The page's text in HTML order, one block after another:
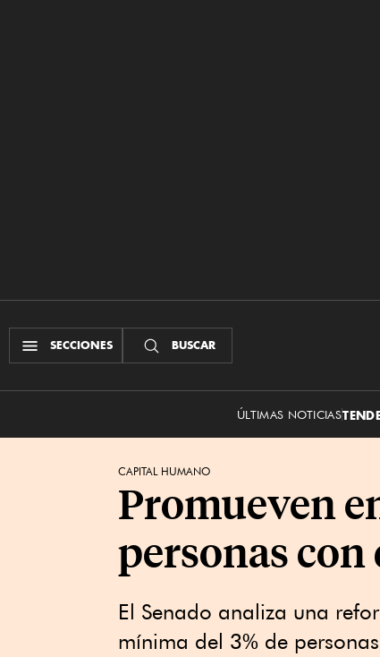
SECCIONES BUSCAR
ÚLTIMAS NOTICIAS
CAPITAL HUMANO
Promueven
personas con
El Senado analiza una
mínima del 3% de